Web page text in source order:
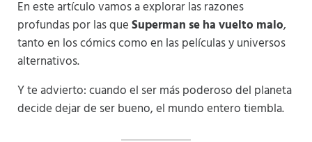
En este artículo vamos a explorar las razones
profundas por las queSuperman se ha vuelto malo,
tanto en los cómics como en las películas y universos
alternativos.
Y te advierto: cuando el ser más poderoso del planeta
decide dejar de ser bueno, el mundo entero tiembla.